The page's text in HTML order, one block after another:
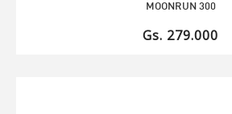
MOONRUN 300
Gs. 279.000